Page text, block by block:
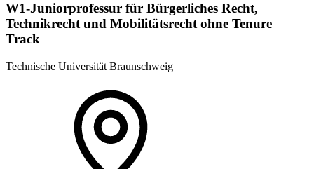
W1-Juniorprofessur für Bürgerliches Recht,
Technikrecht und Mobilitätsrecht ohne Tenure
Track
Technische Universität Braunschweig